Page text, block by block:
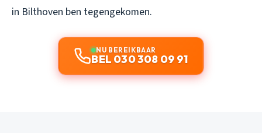
in Bilthoven ben tegengekomen.
NU BEREIKBAAR
BEL 030 308 09 91